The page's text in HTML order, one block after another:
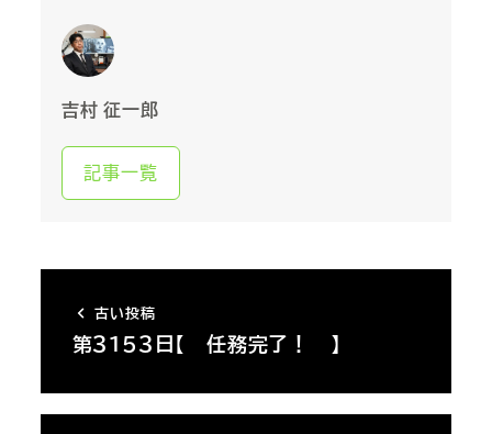
吉村 征一郎
記事一覧
古い投稿
第３１５３日【 任務完了！ 】